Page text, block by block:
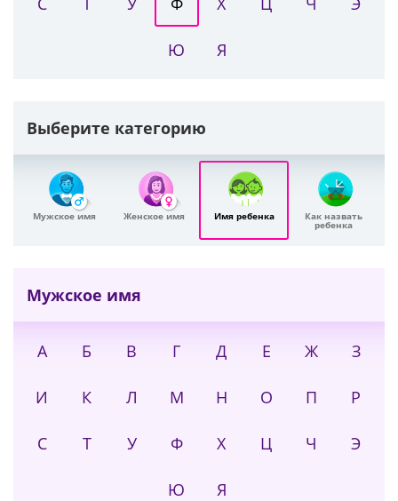
Ю Я
Выберите категорию
Мужское имя Женское имя Имя ребенка Как назвать
ребенка
Мужское имя
А Б В Г Д Е Ж З
И К Л М Н О П Р
С Т У Ф Х Ц Ч Э
Ю Я